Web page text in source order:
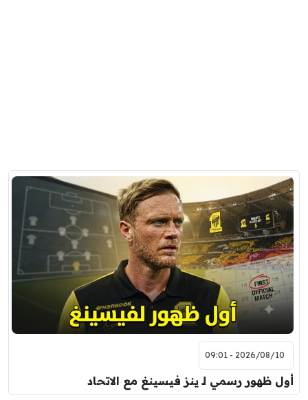
2026/08/10 - 09:01
أول ظهور رسمي لـ ينز فيسينغ مع الاتحاد